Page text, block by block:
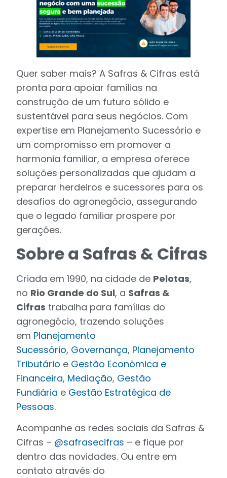
Quer saber mais? A Safras & Cifras está
pronta para apoiar famílias na
construção de um futuro sólido e
sustentável para seus negócios. Com
expertise em Planejamento Sucessório e
um compromisso em promover a
harmonia familiar, a empresa oferece
soluções personalizadas que ajudam a
preparar herdeiros e sucessores para os
desafios do agronegócio, assegurando
que o legado familiar prospere por
gerações.
Sobre a Safras & Cifras
Criada em 1990, na cidade de Pelotas,
no Rio Grande do Sul, a Safras &
Cifras trabalha para famílias do
agronegócio, trazendo soluções
em Planejamento
Sucessório, Governança, Planejamento
Tributário e Gestão Econômica e
Financeira, Mediação, Gestão
Fundiária e Gestão Estratégica de
Pessoas.
Acompanhe as redes sociais da Safras &
Cifras – @safrasecifras – e fique por
dentro das novidades. Ou entre em
contato através do